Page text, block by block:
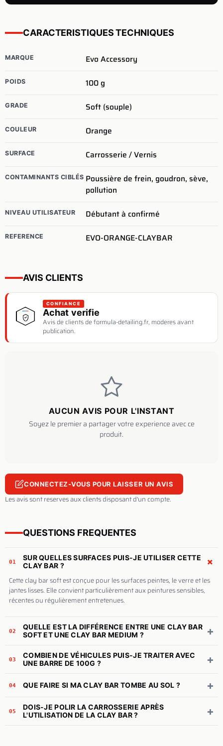
CARACTERISTIQUES TECHNIQUES
MARQUE Evo Accessory
POIDS 100 g
GRADE Soft (souple)
COULEUR Orange
SURFACE Carrosserie / Vernis
CONTAMINANTS CIBLÉS Poussière de frein, goudron, sève,
pollution
NIVEAU UTILISATEUR Débutant à confirmé
REFERENCE EVO-ORANGE-CLAYBAR
AVIS CLIENTS
CONFIANCE
Achat verifie
Avis de clients de formula-detailing.fr, moderes avant
publication.
AUCUN AVIS POUR L'INSTANT
Soyez le premier a partager votre experience avec ce
produit.
CONNECTEZ-VOUS POUR LAISSER UN AVIS
Les avis sont reserves aux clients disposant d'un compte.
QUESTIONS FREQUENTES
01
SUR QUELLES SURFACES PUIS-JE UTILISER CETTE
CLAY BAR ?
+
Cette clay bar soft est conçue pour les surfaces peintes, le verre et les
jantes lisses. Elle convient particulièrement aux peintures sensibles,
récentes ou régulièrement entretenues.
02
QUELLE EST LA DIFFÉRENCE ENTRE UNE CLAY BAR
SOFT ET UNE CLAY BAR MEDIUM ?
+
03
COMBIEN DE VÉHICULES PUIS-JE TRAITER AVEC
UNE BARRE DE 100G ?
+
04 QUE FAIRE SI MA CLAY BAR TOMBE AU SOL ? +
05
DOIS-JE POLIR LA CARROSSERIE APRÈS
L'UTILISATION DE LA CLAY BAR ?
+